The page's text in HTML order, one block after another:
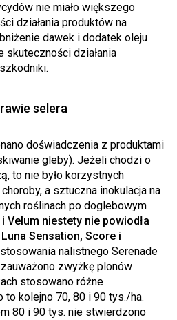
nie miało większego
działania produktów na
dawek i dodatek oleju
skuteczności działania
selera
doświadczenia z produktami
gleby). Jeżeli chodzi o
, to nie było korzystnych
a sztuczna inokulacja na
roślinach po doglebowym
Velum niestety nie powiodła
Luna Sensation, Score i
nalistnego Serenade
zwyżkę plonów
stosowano różne
to kolejno 70, 80 i 90 tys./ha.
80 i 90 tys. nie stwierdzono